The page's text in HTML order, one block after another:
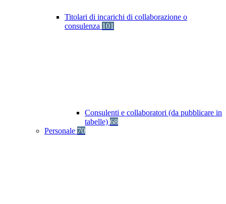
Titolari di incarichi di collaborazione o
consulenza 101
Consulenti e collaboratori (da pubblicare in
tabelle) 68
Personale 70